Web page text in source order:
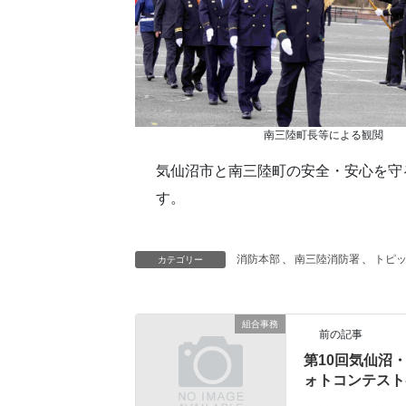
南三陸町長等による観閲
気仙沼市と南三陸町の安全・安心を
す。
カテゴリー 消防本部 、 南三陸消防署 、 トピ
組合事務
前の記事
第10回気仙沼
ォトコンテス